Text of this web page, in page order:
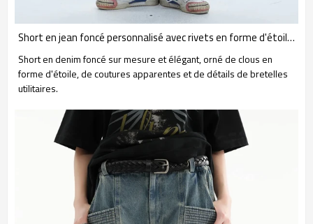
Short en jean foncé personnalisé avec rivets en forme d'étoile et sangles utilitaires
Short en denim foncé sur mesure et élégant, orné de clous en
forme d'étoile, de coutures apparentes et de détails de bretelles
utilitaires.